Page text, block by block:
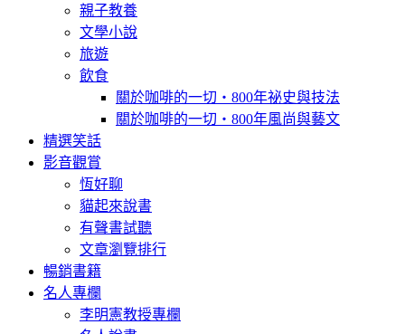
親子教養
文學小說
旅遊
飲食
關於咖啡的一切‧800年祕史與技法
關於咖啡的一切‧800年風尚與藝文
精選笑話
影音觀賞
恆好聊
貓起來說書
有聲書試聽
文章瀏覽排行
暢銷書籍
名人專欄
李明憲教授專欄